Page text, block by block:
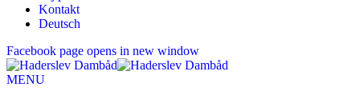
Kontakt
Deutsch
Facebook page opens in new window
MENU